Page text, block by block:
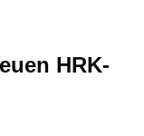
HRK-